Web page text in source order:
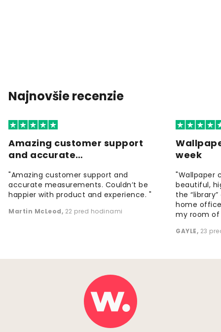
Najnovšie recenzie
Amazing customer support
and accurate…
"Amazing customer support and
accurate measurements. Couldn’t be
happier with product and experience. "
Martin McLeod, 22 pred hodinami
week
"Wallpaper
beautiful,
the
home
my room of
GAYLE, 23